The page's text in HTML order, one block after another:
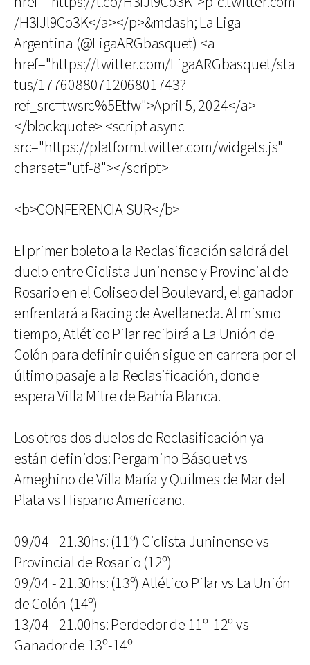
/H3IJl9Co3K</a></p>&mdash; La Liga
Argentina (@LigaARGbasquet) <a
href="https://twitter.com/LigaARGbasquet/sta
tus/1776088071206801743?
ref_src=twsrc%5Etfw">April 5, 2024</a>
</blockquote> <script async
src="https://platform.twitter.com/widgets.js"
charset="utf-8"></script>
<b>CONFERENCIA SUR</b>
El primer boleto a la Reclasificación saldrá del
duelo entre Ciclista Juninense y Provincial de
Rosario en el Coliseo del Boulevard, el ganador
enfrentará a Racing de Avellaneda. Al mismo
tiempo, Atlético Pilar recibirá a La Unión de
Colón para definir quién sigue en carrera por el
último pasaje a la Reclasificación, donde
espera Villa Mitre de Bahía Blanca.
Los otros dos duelos de Reclasificación ya
están definidos: Pergamino Básquet vs
Ameghino de Villa María y Quilmes de Mar del
Plata vs Hispano Americano.
09/04 - 21.30hs: (11º) Ciclista Juninense vs
Provincial de Rosario (12º)
09/04 - 21.30hs: (13º) Atlético Pilar vs La Unión
de Colón (14º)
13/04 - 21.00hs: Perdedor de 11º-12º vs
Ganador de 13º-14º